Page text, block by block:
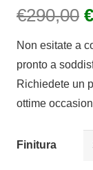
€290,00 Il
€
Non esitate a
pronto a
Richiedete un
ottime
Finitura